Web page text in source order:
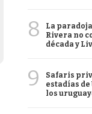
8
La
Rivera no
década y
9
Safaris
estadías de
los